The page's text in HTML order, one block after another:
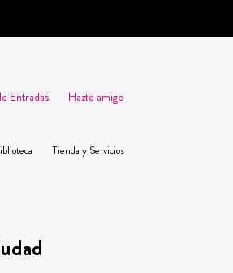
Entradas Hazte amigo
Tienda y Servicios